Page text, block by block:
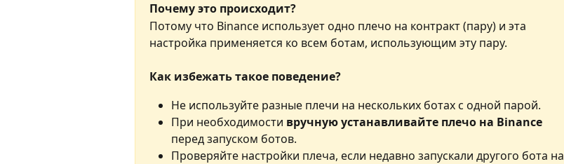
Почему это происходит?
Потому что Binance использует одно плечо на контракт (пару) и эта
настройка применяется ко всем ботам, использующим эту пару.
Как избежать такое поведение?
Не используйте разные плечи на нескольких ботах с одной парой.
При необходимости вручную устанавливайте плечо на Binance
перед запуском ботов.
Проверяйте настройки плеча, если недавно запускали другого бота на